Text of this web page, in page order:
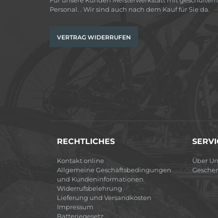
Personal. . Wir sind auch nach dem Kauf für Sie da.
VERTRAG WIDERRUFEN
RECHTLICHES
Kontakt online
Allgemeine Geschäftsbedingungen
und Kundeninformationen
Widerrufsbelehrung
Lieferung und Versandkosten
Impressum
Batteriegesetz
Über